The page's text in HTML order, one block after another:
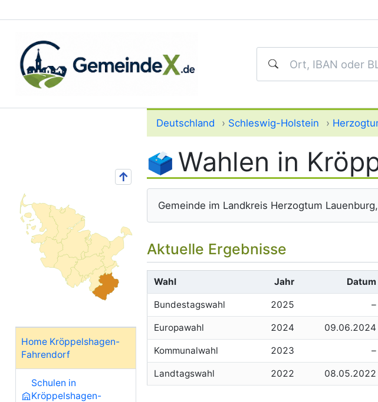
↑
Home Kröppelshagen-
Fahrendorf
Schulen in
Kröppelshagen-
Deutschland › Schleswig-Holstein ›
Wahlen in
Gemeinde im Landkreis Herzogtum
Aktuelle Ergebnisse
Wahl Jahr Datum
Bundestagswahl 2025 –
Europawahl 2024 09.06.2024
Kommunalwahl 2023 –
Landtagswahl 2022 08.05.2022